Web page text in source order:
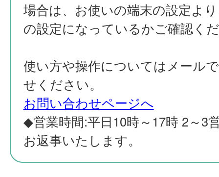
場合は、お使いの端末の設定よ
の設定になっているかご確認く
使い方や操作についてはメール
せください。
お問い合わせページへ
◆営業時間:平日10時～17時 2～3
お返事いたします。